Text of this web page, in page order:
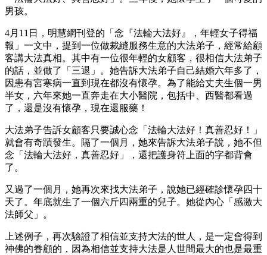
男孩。
4月11日，明慧網刊登的「念『法輪大法好』，年輕女子得福
報」一文中，提到一位做裁縫服務生意的大法弟子，經常給顧
客講大法真相。其中有一位很年輕的女顧客，很相信大法弟子
的話，並做了「三退」。她告訴大法弟子自己結婚六年多了，
因患有宮寒病一直到現在都沒有懷孕。為了能給丈夫生個一男
半女，六年來她一直奔走在大小醫院，包括中、西醫都看過
了，還是沒有懷孕，現在還服藥！
大法弟子告訴女顧客只要誠心念「法輪大法好！真善忍好！」
就會有奇蹟發生。隔了一個月，她來告訴大法弟子說，她不但
念「法輪大法好，真善忍好」，還把護身符上面的字都背會
了。
又過了一個月，她再次來找大法弟子，說她已經確診懷孕四十
天了。年底就生了一個六斤四兩重的兒子。她從內心「感激大
法師父」。
上述例子，再次驗證了相信並支持大法的世人，是一定會得到
神佛的眷顧的，因為相信並支持大法是人世間最大的也是最重